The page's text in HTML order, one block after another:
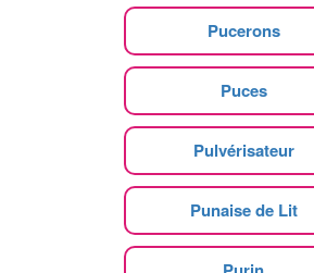
Pucerons
Puces
Pulvérisateur
Punaise de Lit